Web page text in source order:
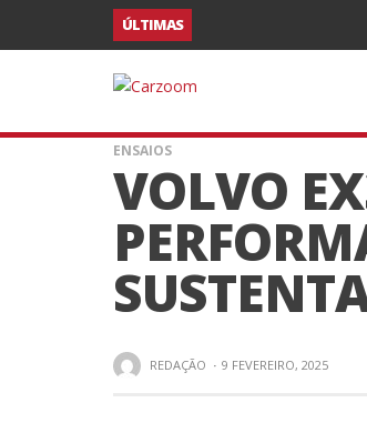
ÚLTIMAS
ENSAIOS
VOLVO
REDAÇÃO · 9 FEVEREIRO, 2025